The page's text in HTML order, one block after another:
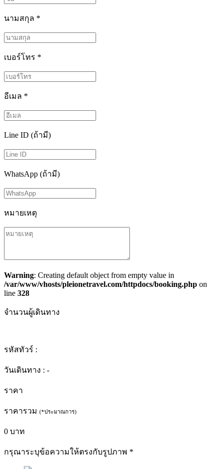
นามสกุล *
เบอร์โทร *
อีเมล *
Line ID (ถ้ามี)
WhatsApp (ถ้ามี)
หมายเหตุ
Warning: Creating default object from empty value in
/var/www/vhosts/pleionetravel.com/httpdocs/booking.php on
line 328
จำนวนผู้เดินทาง
รหัสทัวร์ :
วันเดินทาง : -
ราคา
ราคารวม (*ประมาณการ)
0 บาท
กรุณาระบุข้อความให้ตรงกับรูปภาพ *